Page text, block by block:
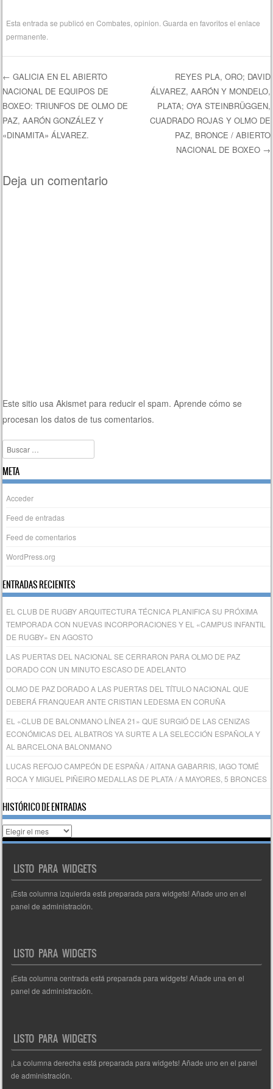
Esta entrada se publicó enCombates ,opinion . Guarda en favoritos elenlace
permanente
Navegación de entradas
← GALICIA EN EL ABIERTO
NACIONAL DE EQUIPOS DE
BOXEO: TRIUNFOS DE OLMO DE
PAZ, AARÓN GONZÁLEZ Y
«DINAMITA» ÁLVAREZ.
REYES PLA, ORO; DAVID
ÁLVAREZ, AARÓN Y MONDELO,
PLATA; OYA STEINBRÜGGEN,
CUADRADO ROJAS Y OLMO DE
PAZ, BRONCE / ABIERTO
NACIONAL DE BOXEO →
Deja un comentario
Este sitio usa Akismet para reducir el spam.Aprende cómo se
procesan los datos de tus comentarios.
Buscar
META
Acceder
Feed de entradas
Feed de comentarios
WordPress.org
ENTRADAS RECIENTES
EL CLUB DE RUGBY ARQUITECTURA TÉCNICA PLANIFICA SU PRÓXIMA
TEMPORADA CON NUEVAS INCORPORACIONES Y EL «CAMPUS INFANTIL
DE RUGBY» EN AGOSTO
LAS PUERTAS DEL NACIONAL SE CERRARON PARA OLMO DE PAZ
DORADO CON UN MINUTO ESCASO DE ADELANTO
OLMO DE PAZ DORADO A LAS PUERTAS DEL TÍTULO NACIONAL QUE
DEBERÁ FRANQUEAR ANTE CRISTIAN LEDESMA EN CORUÑA
EL «CLUB DE BALONMANO LÍNEA 21» QUE SURGIÓ DE LAS CENIZAS
ECONÓMICAS DEL ALBATROS YA SURTE A LA SELECCIÓN ESPAÑOLA Y
AL BARCELONA BALONMANO
LUCAS REFOJO CAMPEÓN DE ESPAÑA / AITANA GABARRIS, IAGO TOMÉ
ROCA Y MIGUEL PIÑEIRO MEDALLAS DE PLATA / A MAYORES, 5 BRONCES
HISTÓRICO DE ENTRADAS
Histórico
de
LISTO PARA WIDGETS
¡Esta columna izquierda está preparada para widgets! Añade uno en el
panel de administración.
LISTO PARA WIDGETS
¡Esta columna centrada está preparada para widgets! Añade una en el
panel de administración.
LISTO PARA WIDGETS
¡La columna derecha está preparada para widgets! Añade uno en el panel
de administración.